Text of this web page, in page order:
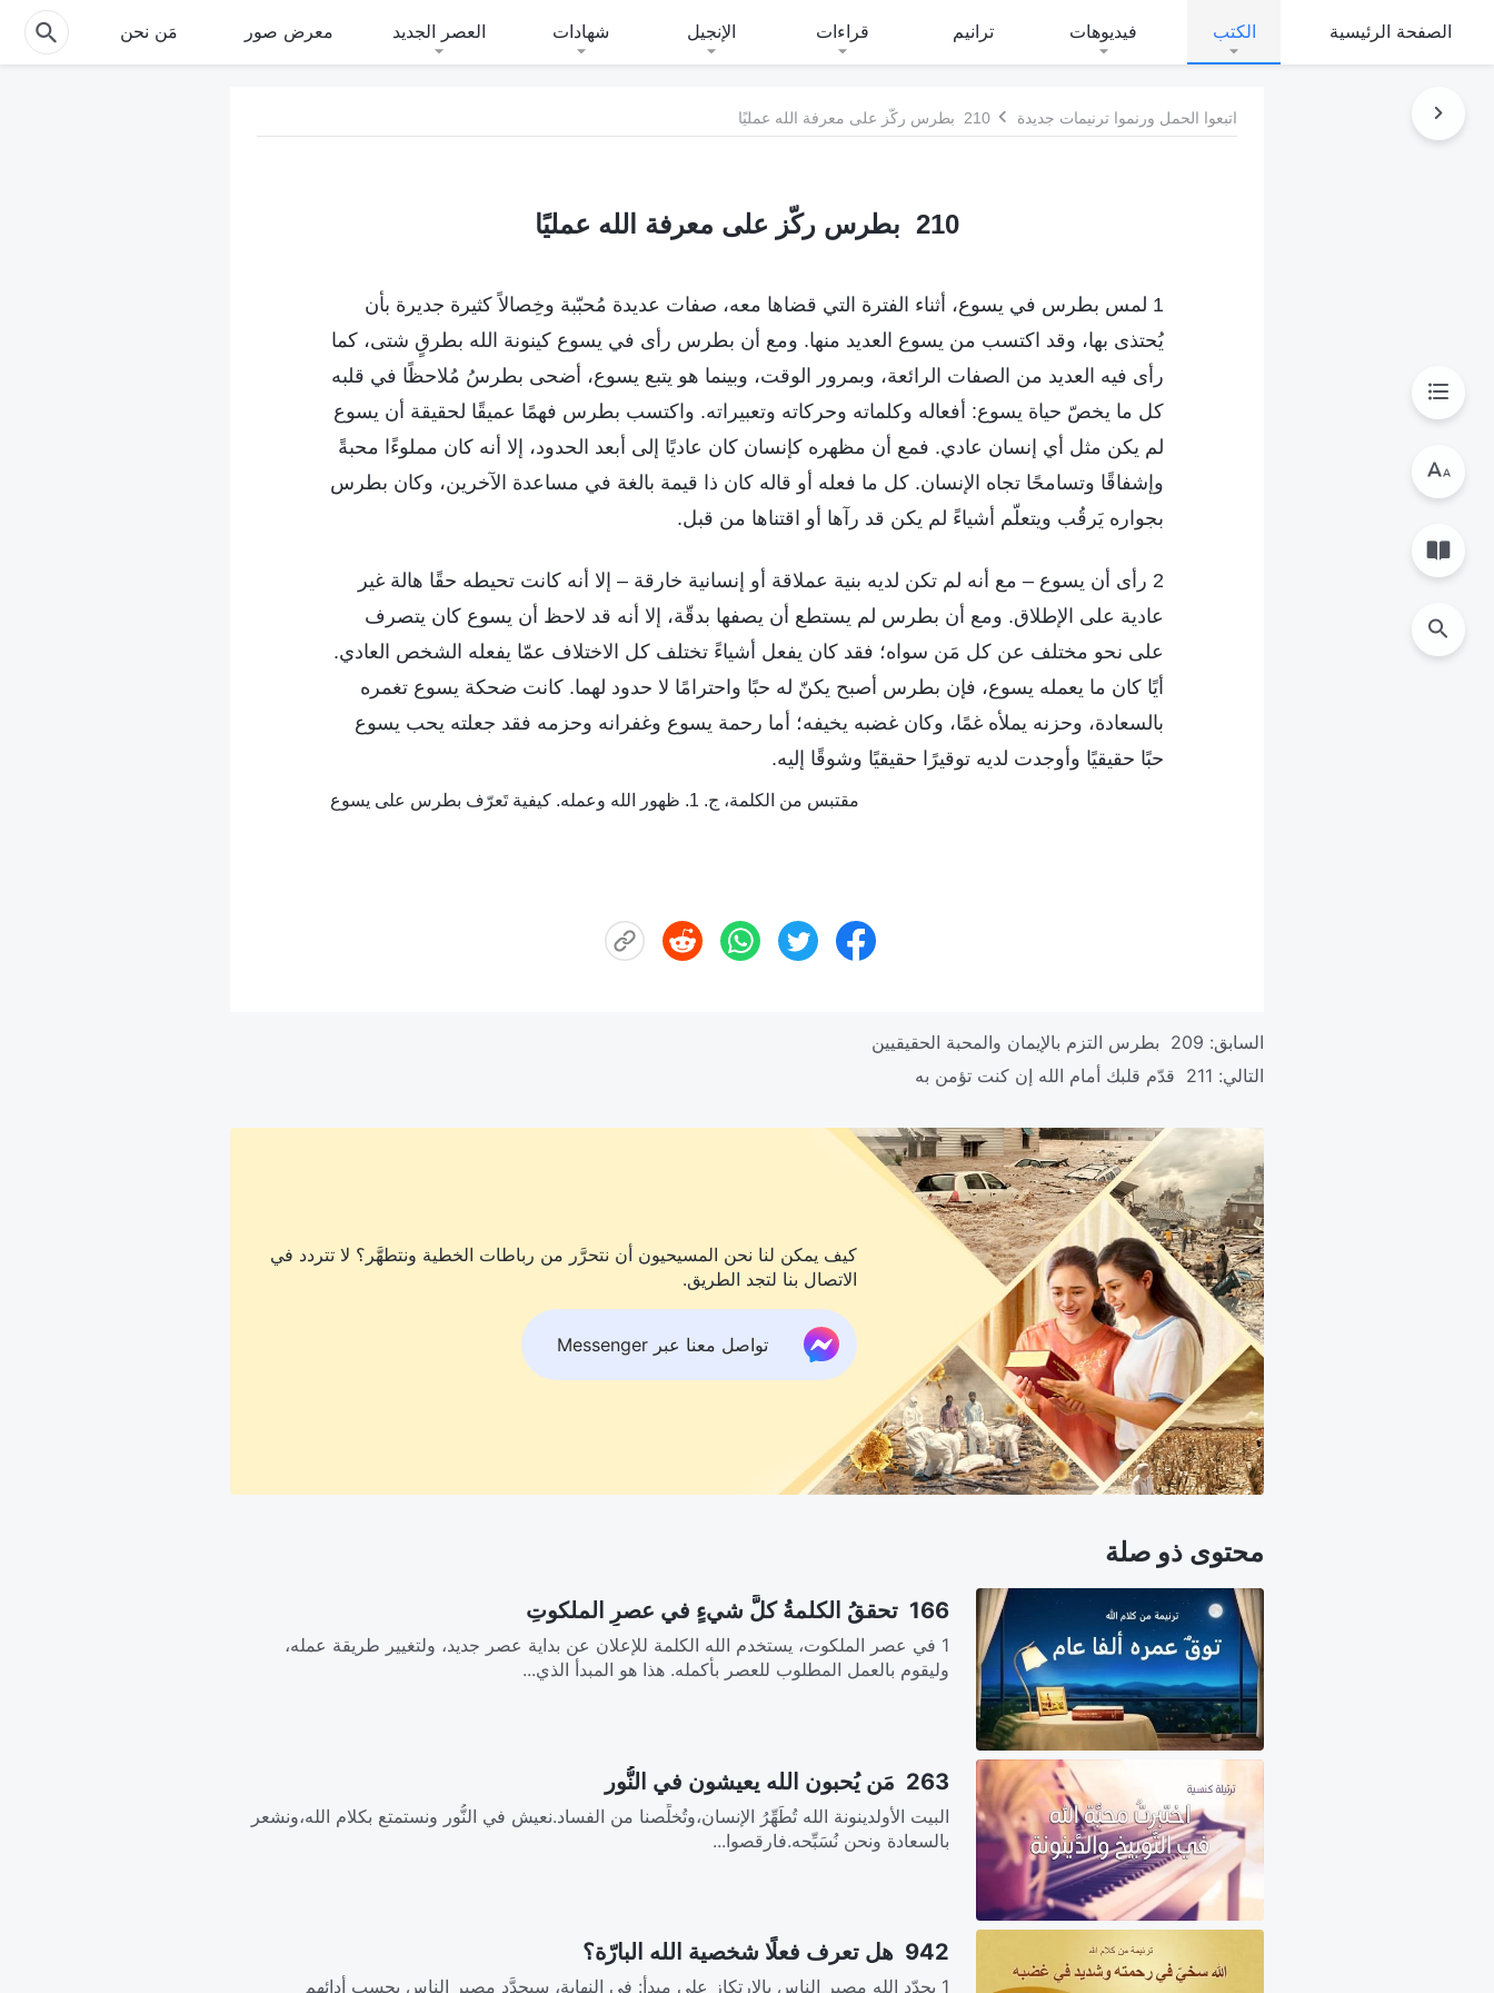
الصفحة الرئيسية الكتب فيديوهات ترانيم قراءات الإنجيل شهادات العصر الجديد معرض صور مَن نحن
اتبعوا الحمل ورنموا ترنيمات جديدة 210 بطرس ركّز على معرفة الله عمليًا
210 بطرس ركّز على معرفة الله عمليًا
1 لمس بطرس في يسوع، أثناء الفترة التي قضاها معه، صفات عديدة مُحبّبة وخِصالاً كثيرة جديرة بأن
يُحتذى بها، وقد اكتسب من يسوع العديد منها. ومع أن بطرس رأى في يسوع كينونة الله بطرقٍ شتى، كما
رأى فيه العديد من الصفات الرائعة، وبمرور الوقت، وبينما هو يتبع يسوع، أضحى بطرسُ مُلاحظًا في قلبه
كل ما يخصّ حياة يسوع: أفعاله وكلماته وحركاته وتعبيراته. واكتسب بطرس فهمًا عميقًا لحقيقة أن يسوع
لم يكن مثل أي إنسان عادي. فمع أن مظهره كإنسان كان عاديًا إلى أبعد الحدود، إلا أنه كان مملوءًا محبةً
وإشفاقًا وتسامحًا تجاه الإنسان. كل ما فعله أو قاله كان ذا قيمة بالغة في مساعدة الآخرين، وكان بطرس
بجواره يَرقُب ويتعلّم أشياءً لم يكن قد رآها أو اقتناها من قبل.
2 رأى أن يسوع – مع أنه لم تكن لديه بنية عملاقة أو إنسانية خارقة – إلا أنه كانت تحيطه حقًا هالة غير
عادية على الإطلاق. ومع أن بطرس لم يستطع أن يصفها بدقّة، إلا أنه قد لاحظ أن يسوع كان يتصرف
على نحو مختلف عن كل مَن سواه؛ فقد كان يفعل أشياءً تختلف كل الاختلاف عمّا يفعله الشخص العادي.
أيًا كان ما يعمله يسوع، فإن بطرس أصبح يكنّ له حبًا واحترامًا لا حدود لهما. كانت ضحكة يسوع تغمره
بالسعادة، وحزنه يملأه غمًا، وكان غضبه يخيفه؛ أما رحمة يسوع وغفرانه وحزمه فقد جعلته يحب يسوع
حبًا حقيقيًا وأوجدت لديه توقيرًا حقيقيًا وشوقًا إليه.
مقتبس من الكلمة، ج. 1. ظهور الله وعمله. كيفية تَعرّف بطرس على يسوع
السابق: 209 بطرس التزم بالإيمان والمحبة الحقيقيين
التالي: 211 قدّم قلبك أمام الله إن كنت تؤمن به
كيف يمكن لنا نحن المسيحيون أن نتحرَّر من رباطات الخطية ونتطهَّر؟ لا تتردد في
الاتصال بنا لتجد الطريق.
تواصل معنا عبر Messenger
محتوى ذو صلة
166 تحققُ الكلمةُ كلَّ شيءٍ في عصرِ الملكوتِ
1 في عصر الملكوت، يستخدم الله الكلمة للإعلان عن بداية عصر جديد، ولتغيير طريقة عمله،
وليقوم بالعمل المطلوب للعصر بأكمله. هذا هو المبدأ الذي...
263 مَن يُحبون الله يعيشون في النُّور
البيت الأولدينونة الله تُطَهِّرُ الإنسان،وتُخلِّصنا من الفساد.نعيش في النُّور ونستمتع بكلام الله،ونشعر
بالسعادة ونحن نُسَبِّحه.فارقصوا...
942 هل تعرف فعلًا شخصية الله البارّة؟
1 يحدّد الله مصير الناس بالارتكاز على مبدأ: في النهاية، سيحدَّد مصير الناس بحسب أدائهم